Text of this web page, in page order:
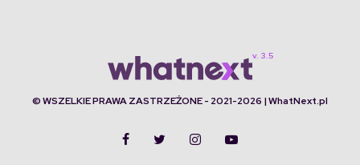
© WSZELKIE PRAWA ZASTRZEŻONE - 2021-2026 | WhatNext.pl